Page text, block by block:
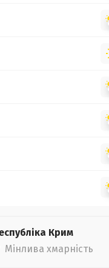
Крим
Мінлива хмарність